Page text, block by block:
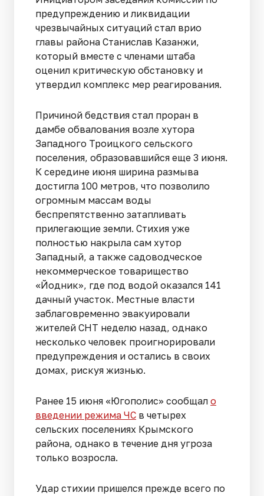
предупреждению и ликвидации
чрезвычайных ситуаций стал врио
главы района Станислав Казанжи,
который вместе с членами штаба
оценил критическую обстановку и
утвердил комплекс мер реагирования.
Причиной бедствия стал проран в
дамбе обвалования возле хутора
Западного Троицкого сельского
поселения, образовавшийся еще 3 июня.
К середине июня ширина размыва
достигла 100 метров, что позволило
огромным массам воды
беспрепятственно затапливать
прилегающие земли. Стихия уже
полностью накрыла сам хутор
Западный, а также садоводческое
некоммерческое товарищество
«Йодник», где под водой оказался 141
дачный участок. Местные власти
заблаговременно эвакуировали
жителей СНТ неделю назад, однако
несколько человек проигнорировали
предупреждения и остались в своих
домах, рискуя жизнью.
Ранее 15 июня «Югополис» сообщал о
введении режима ЧС в четырех
сельских поселениях Крымского
района, однако в течение дня угроза
только возросла.
Удар стихии пришелся прежде всего по